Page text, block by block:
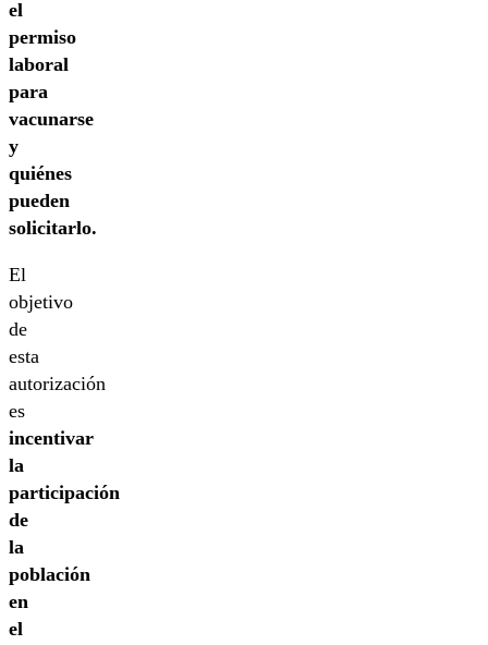
el
permiso
laboral
para
vacunarse
y
quiénes
pueden
solicitarlo.
El
objetivo
de
esta
autorización
es
incentivar
la
participación
de
la
población
en
el